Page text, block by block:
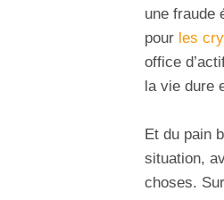
une fraude
pour les
office
la vie dure
Et du pain
situation,
choses.